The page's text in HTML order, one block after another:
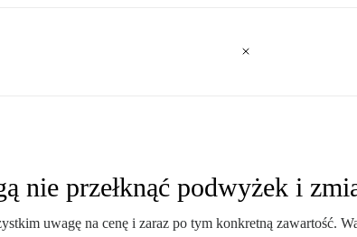
nie przełknąć podwyżek i
uwagę na cenę i zaraz po tym konkretną zawartość.